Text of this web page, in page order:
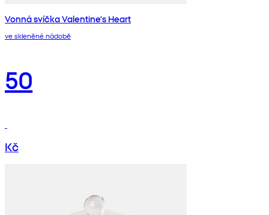
Vonná svíčka Valentine's Heart
ve skleněné nádobě
50
Kč